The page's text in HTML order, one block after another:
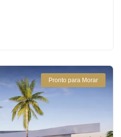
Pronto para Morar